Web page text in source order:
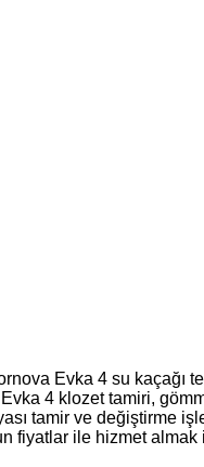
Evka 4 su kaçağı
4 klozet tamiri,
tamir ve değiştirme
fiyatlar ile hizmet